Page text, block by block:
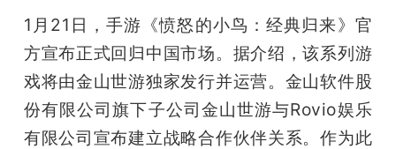
1月21日，手游《愤怒的小鸟：经典归来》官
方宣布正式回归中国市场。据介绍，该系列游
戏将由金山世游独家发行并运营。金山软件股
份有限公司旗下子公司金山世游与Rovio娱乐
有限公司宣布建立战略合作伙伴关系。作为此